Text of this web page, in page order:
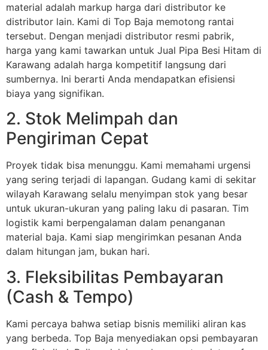
material adalah markup harga dari distributor ke
distributor lain. Kami di Top Baja memotong rantai
tersebut. Dengan menjadi distributor resmi pabrik,
harga yang kami tawarkan untuk Jual Pipa Besi Hitam di
Karawang adalah harga kompetitif langsung dari
sumbernya. Ini berarti Anda mendapatkan efisiensi
biaya yang signifikan.
2. Stok Melimpah dan
Pengiriman Cepat
Proyek tidak bisa menunggu. Kami memahami urgensi
yang sering terjadi di lapangan. Gudang kami di sekitar
wilayah Karawang selalu menyimpan stok yang besar
untuk ukuran-ukuran yang paling laku di pasaran. Tim
logistik kami berpengalaman dalam penanganan
material baja. Kami siap mengirimkan pesanan Anda
dalam hitungan jam, bukan hari.
3. Fleksibilitas Pembayaran
(Cash & Tempo)
Kami percaya bahwa setiap bisnis memiliki aliran kas
yang berbeda. Top Baja menyediakan opsi pembayaran